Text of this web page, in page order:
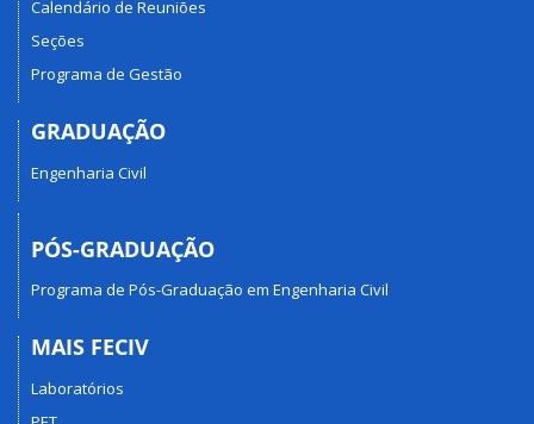
Calendário de Reuniões
Seções
Programa de Gestão
GRADUAÇÃO
Engenharia Civil
PÓS-GRADUAÇÃO
Programa de Pós-Graduação em Engenharia Civil
MAIS FECIV
Laboratórios